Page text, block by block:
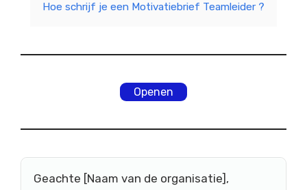
Hoe schrijf je een Motivatiebrief Teamleider ?
Openen
Geachte [Naam van de organisatie],